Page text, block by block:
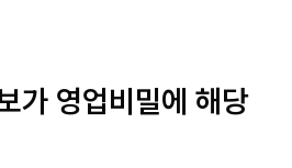
가 영업비밀에 해당